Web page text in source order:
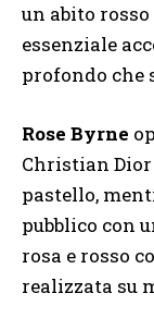
un abito
essenziale
profondo che
Rose Byrne
Christian
pastello,
pubblico con
rosa e rosso
realizzata su